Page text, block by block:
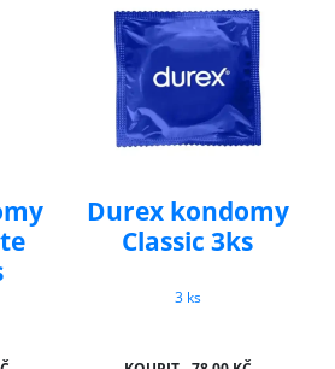
Durex kondomy
Classic 3ks
3 ks